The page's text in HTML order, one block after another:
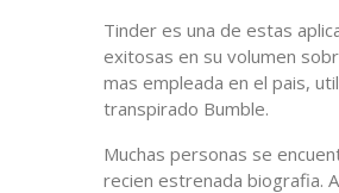
Tinder es una de estas
exitosas en su volumen
mas empleada en el pais,
transpirado Bumble.
Muchas personas se
recien estrenada biografia.